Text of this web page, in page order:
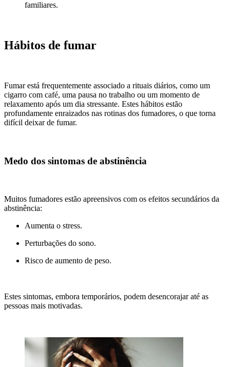
familiares.
Hábitos de fumar
Fumar está frequentemente associado a rituais diários, como um
cigarro com café, uma pausa no trabalho ou um momento de
relaxamento após um dia stressante. Estes hábitos estão
profundamente enraizados nas rotinas dos fumadores, o que torna
difícil deixar de fumar.
Medo dos sintomas de abstinência
Muitos fumadores estão apreensivos com os efeitos secundários da
abstinência:
Aumenta o stress.
Perturbações do sono.
Risco de aumento de peso.
Estes sintomas, embora temporários, podem desencorajar até as
pessoas mais motivadas.